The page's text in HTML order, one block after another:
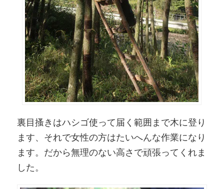
裏目搔きはハシゴ使って届く範囲まで木に登り
ます、それで女性の方はたいへんな作業になり
ます。だから無理のない高さで頑張ってくれま
した。